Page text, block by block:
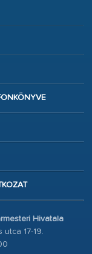
Hivatala
17-19.